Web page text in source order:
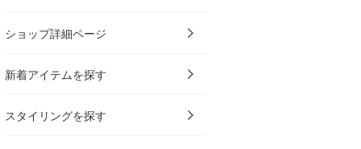
ショップ詳細ページ
新着アイテムを探す
スタイリングを探す